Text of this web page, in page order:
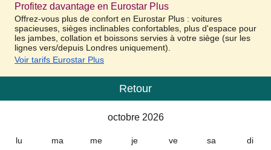
Profitez davantage en Eurostar Plus
Offrez-vous plus de confort en Eurostar Plus : voitures
spacieuses, sièges inclinables confortables, plus d'espace pour
les jambes, collation et boissons servies à votre siège (sur les
lignes vers/depuis Londres uniquement).
Voir tarifs Eurostar Plus
Calendrier
Retour
octobre 2026
lu ma me je ve sa di